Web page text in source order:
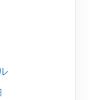
システム
ター